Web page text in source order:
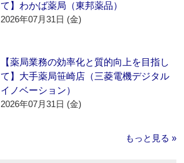
て】わかば薬局（東邦薬品）
2026年07月31日 (金)
【薬局業務の効率化と質的向上を目指し
て】大手薬局笹崎店（三菱電機デジタル
イノベーション）
2026年07月31日 (金)
もっと見る »